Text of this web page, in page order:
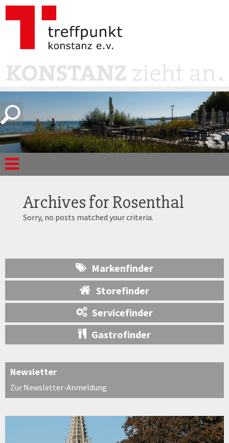
Archives forRosenthal
Sorry, no posts matched your criteria.
Markenfinder
Storefinder
Servicefinder
Gastrofinder
Newsletter
Zur Newsletter-Anmeldung